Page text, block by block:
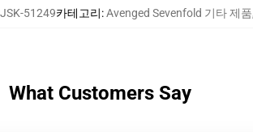
51249카테고리:Avenged Sevenfold 기타 제품
What Customers Say